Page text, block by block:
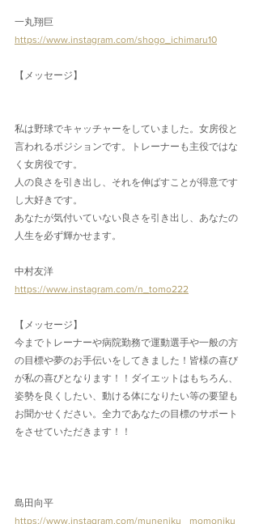
一丸翔巨
https://www.instagram.com/shogo_ichimaru10
【メッセージ】
私は野球でキャッチャーをしていました。女房役と
言われるポジションです。トレーナーも主役ではな
く女房役です。
人の良さを引き出し、それを伸ばすことが得意です
し大好きです。
あなたが気付いていない良さを引き出し、あなたの
人生を必ず輝かせます。
中村友洋
https://www.instagram.com/n_tomo222
【メッセージ】
今までトレーナーや病院勤務で運動選手や一般の方
の目標や夢のお手伝いをしてきました！皆様の喜び
が私の喜びとなります！！ダイエットはもちろん、
姿勢を良くしたい、動ける体になりたい等の要望も
お聞かせください。全力であなたの目標のサポート
をさせていただきます！！
島田向平
https://www.instagram.com/muneniku _momoniku